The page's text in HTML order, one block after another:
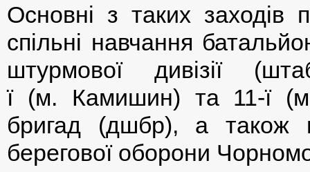
Основні з таких
спільні навчання
штурмової дивізії
ї (м. Камишин) та 11-ї
бригад (дшбр), а також
берегової оборони